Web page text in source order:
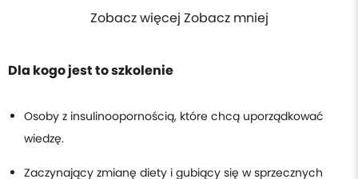
Zobacz więcej Zobacz mniej
Dla kogo jest to szkolenie
Osoby z insulinoopornością, które chcą uporządkować
wiedzę.
Zaczynający zmianę diety i gubiący się w sprzecznych